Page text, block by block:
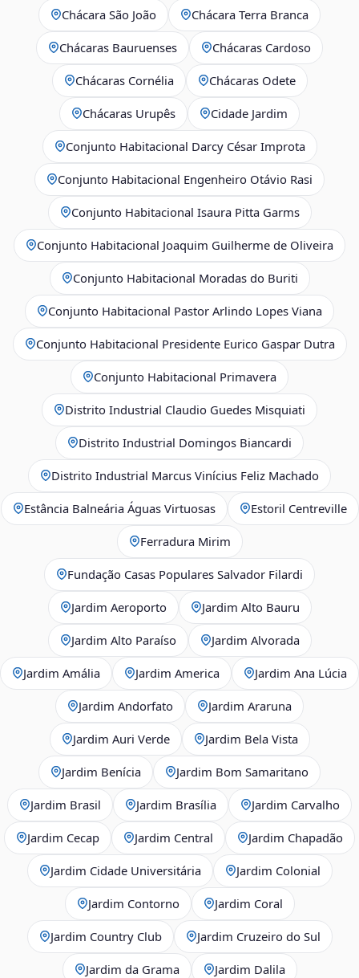
Chácara São João Chácara Terra Branca
Chácaras Bauruenses Chácaras Cardoso
Chácaras Cornélia Chácaras Odete
Chácaras Urupês Cidade Jardim
Conjunto Habitacional Darcy César Improta
Conjunto Habitacional Engenheiro Otávio Rasi
Conjunto Habitacional Isaura Pitta Garms
Conjunto Habitacional Joaquim Guilherme de Oliveira
Conjunto Habitacional Moradas do Buriti
Conjunto Habitacional Pastor Arlindo Lopes Viana
Conjunto Habitacional Presidente Eurico Gaspar Dutra
Conjunto Habitacional Primavera
Distrito Industrial Claudio Guedes Misquiati
Distrito Industrial Domingos Biancardi
Distrito Industrial Marcus Vinícius Feliz Machado
Estância Balneária Águas Virtuosas Estoril Centreville
Ferradura Mirim
Fundação Casas Populares Salvador Filardi
Jardim Aeroporto Jardim Alto Bauru
Jardim Alto Paraíso Jardim Alvorada
Jardim Amália Jardim America Jardim Ana Lúcia
Jardim Andorfato Jardim Araruna
Jardim Auri Verde Jardim Bela Vista
Jardim Benícia Jardim Bom Samaritano
Jardim Brasil Jardim Brasília Jardim Carvalho
Jardim Cecap Jardim Central Jardim Chapadão
Jardim Cidade Universitária Jardim Colonial
Jardim Contorno Jardim Coral
Jardim Country Club Jardim Cruzeiro do Sul
Jardim da Grama Jardim Dalila